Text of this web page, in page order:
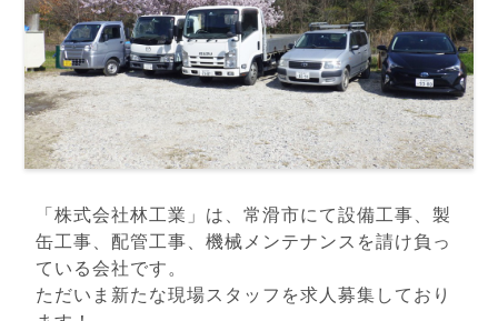
「株式会社林工業」は、常滑市にて設備工事、製
缶工事、配管工事、機械メンテナンスを請け負っ
ている会社です。
ただいま新たな現場スタッフを求人募集しており